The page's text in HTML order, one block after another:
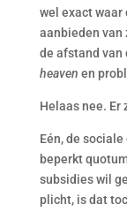
wel exact waar
aanbieden van
de afstand van
heaven en
Helaas nee. Er
Eén, de
beperkt
subsidies wil
plicht, is dat